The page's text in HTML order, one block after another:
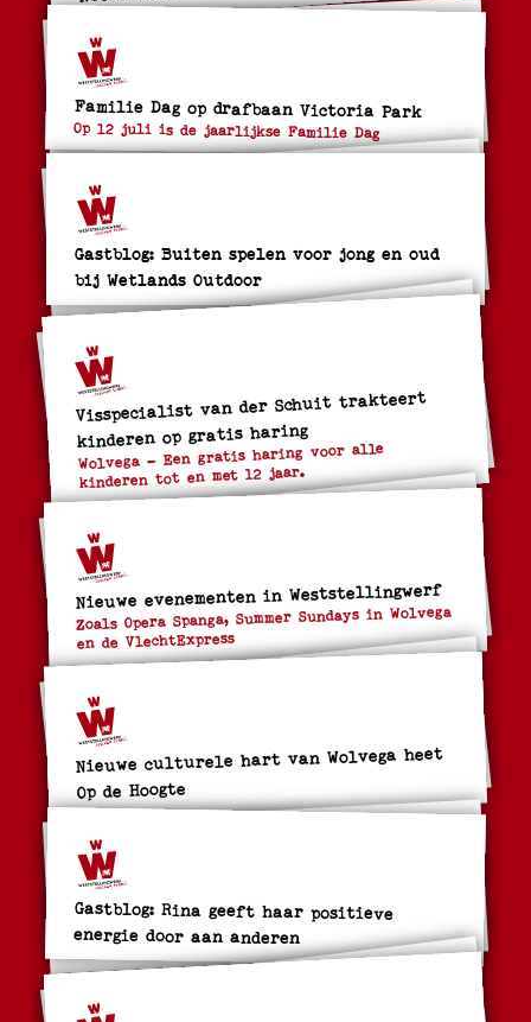
Familie Dag op drafbaan Victoria Park
Op 12 juli is de jaarlijkse Familie Dag
Gastblog: Buiten spelen voor jong en oud
bij Wetlands Outdoor
Visspecialist van der Schuit trakteert
kinderen op gratis haring
Wolvega – Een gratis haring voor alle
kinderen tot en met 12 jaar.
Nieuwe evenementen in Weststellingwerf
Zoals Opera Spanga, Summer Sundays in Wolvega
en de VlechtExpress
Nieuwe culturele hart van Wolvega heet
Op de Hoogte
Gastblog: Rina geeft haar positieve
energie door aan anderen